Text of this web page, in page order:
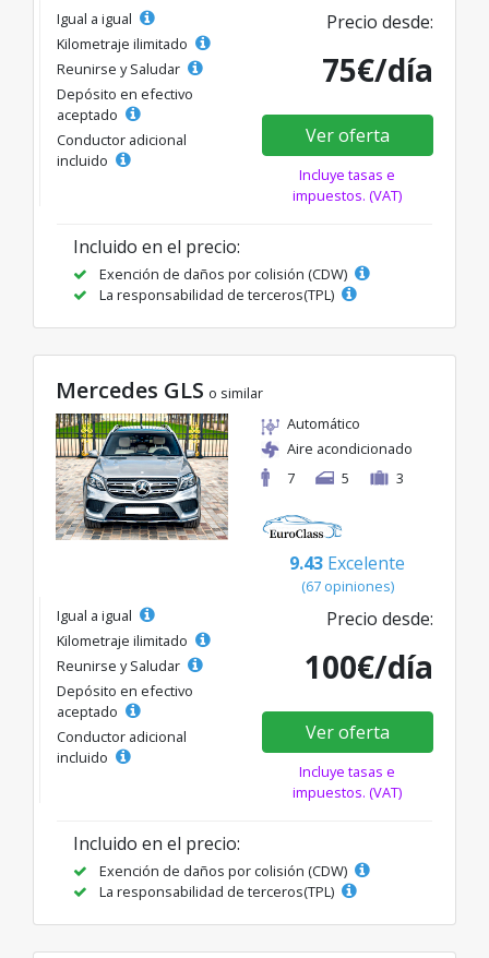
Igual a igual
Kilometraje ilimitado
Reunirse y Saludar
Depósito en efectivo
aceptado
Conductor adicional
incluido
Precio desde:
75€/día
Ver oferta
Incluye tasas e
impuestos. (VAT)
Incluido en el precio:
Exención de daños por colisión (CDW)
La responsabilidad de terceros(TPL)
Mercedes GLS o similar
Automático
Aire acondicionado
7
5 3
9.43 Excelente
(67 opiniones)
Igual a igual
Kilometraje ilimitado
Reunirse y Saludar
Depósito en efectivo
aceptado
Conductor adicional
incluido
Precio desde:
100€/día
Ver oferta
Incluye tasas e
impuestos. (VAT)
Incluido en el precio:
Exención de daños por colisión (CDW)
La responsabilidad de terceros(TPL)